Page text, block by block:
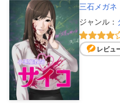
三石メガネ
ジャンル：
レビュ